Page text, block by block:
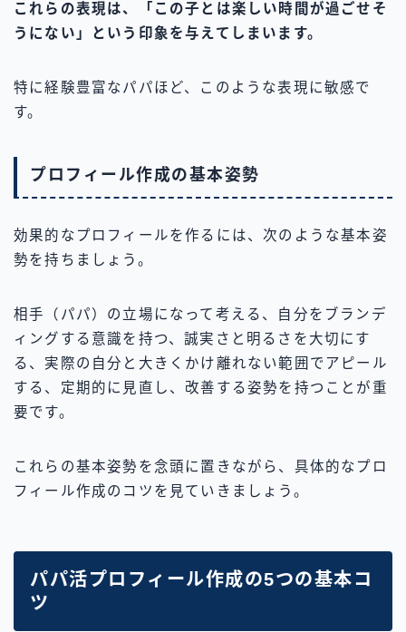
これらの表現は、「この子とは楽しい時間が過ごせそ
うにない」という印象を与えてしまいます。
特に経験豊富なパパほど、このような表現に敏感で
す。
プロフィール作成の基本姿勢
効果的なプロフィールを作るには、次のような基本姿
勢を持ちましょう。
相手（パパ）の立場になって考える、自分をブランデ
ィングする意識を持つ、誠実さと明るさを大切にす
る、実際の自分と大きくかけ離れない範囲でアピール
する、定期的に見直し、改善する姿勢を持つことが重
要です。
これらの基本姿勢を念頭に置きながら、具体的なプロ
フィール作成のコツを見ていきましょう。
パパ活プロフィール作成の5つの基本コ
ツ